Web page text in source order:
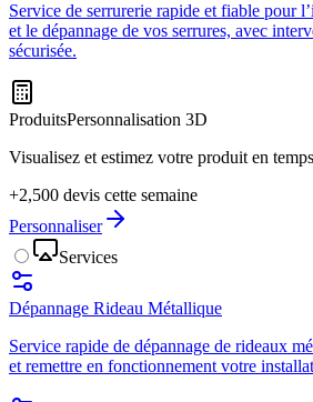
Service de serrurerie rapide et fiable pour
et le dépannage de vos serrures, avec
sécurisée.
ProduitsPersonnalisation 3D
Visualisez et estimez votre produit en
+2,500 devis cette semaine
Personnaliser
Services
Dépannage Rideau Métallique
Service rapide de dépannage de rideaux
et remettre en fonctionnement votre